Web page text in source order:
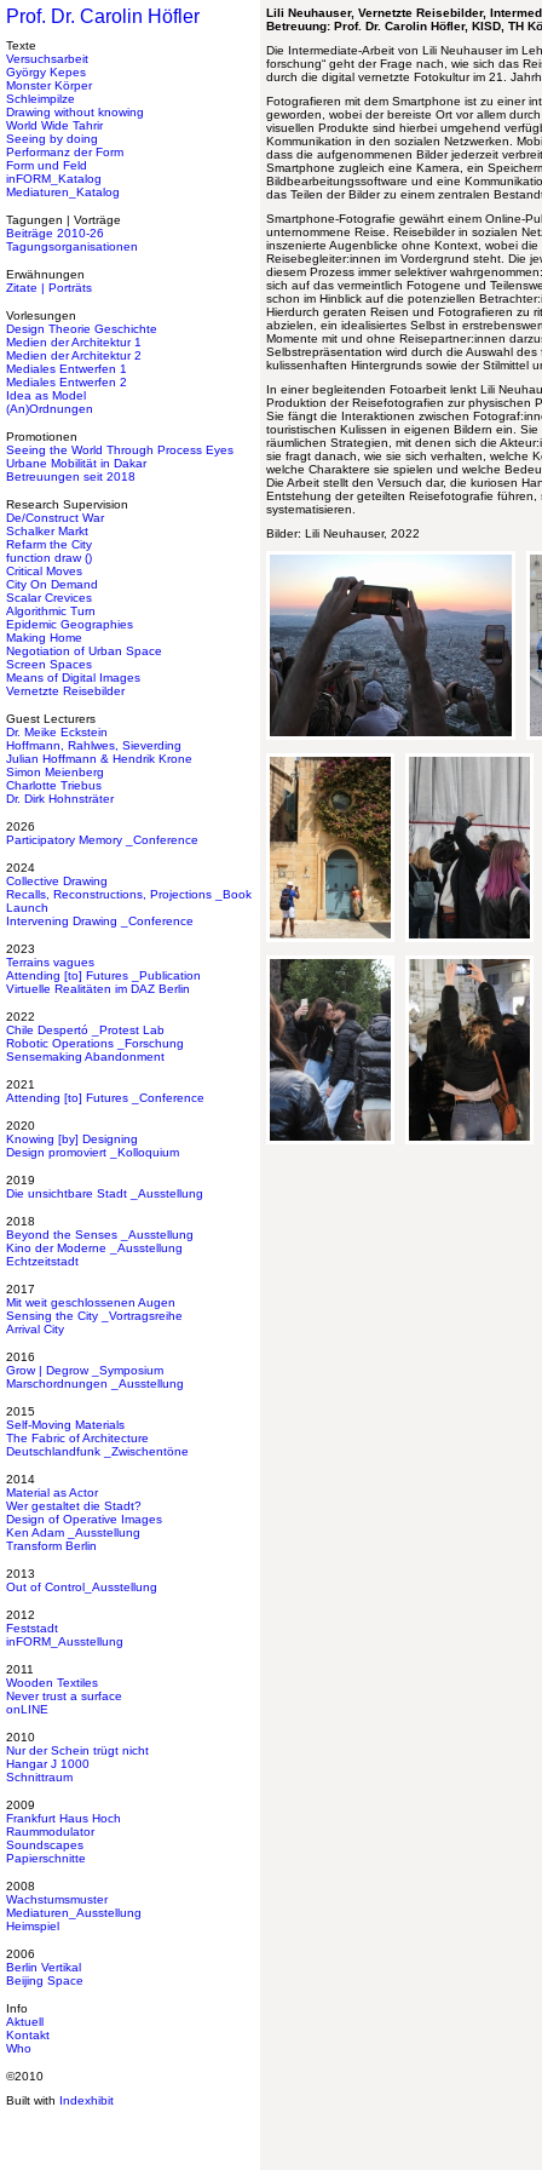
Prof. Dr. Carolin Höfler
Texte
Versuchsarbeit
György Kepes
Monster Körper
Schleimpilze
Drawing without knowing
World Wide Tahrir
Seeing by doing
Performanz der Form
Form und Feld
inFORM_Katalog
Mediaturen_Katalog
Tagungen | Vorträge
Beiträge 2010-26
Tagungsorganisationen
Erwähnungen
Zitate | Porträts
Vorlesungen
Design Theorie Geschichte
Medien der Architektur 1
Medien der Architektur 2
Mediales Entwerfen 1
Mediales Entwerfen 2
Idea as Model
(An)Ordnungen
Promotionen
Seeing the World Through Process Eyes
Urbane Mobilität in Dakar
Betreuungen seit 2018
Research Supervision
De/Construct War
Schalker Markt
Refarm the City
function draw ()
Critical Moves
City On Demand
Scalar Crevices
Algorithmic Turn
Epidemic Geographies
Making Home
Negotiation of Urban Space
Screen Spaces
Means of Digital Images
Vernetzte Reisebilder
Guest Lecturers
Dr. Meike Eckstein
Hoffmann, Rahlwes, Sieverding
Julian Hoffmann & Hendrik Krone
Simon Meienberg
Charlotte Triebus
Dr. Dirk Hohnsträter
2026
Participatory Memory _Conference
2024
Collective Drawing
Recalls, Reconstructions, Projections _Book
Launch
Intervening Drawing _Conference
2023
Terrains vagues
Attending [to] Futures _Publication
Virtuelle Realitäten im DAZ Berlin
2022
Chile Despertó _Protest Lab
Robotic Operations _Forschung
Sensemaking Abandonment
2021
Attending [to] Futures _Conference
2020
Knowing [by] Designing
Design promoviert _Kolloquium
2019
Die unsichtbare Stadt _Ausstellung
2018
Beyond the Senses _Ausstellung
Kino der Moderne _Ausstellung
Echtzeitstadt
2017
Mit weit geschlossenen Augen
Sensing the City _Vortragsreihe
Arrival City
2016
Grow | Degrow _Symposium
Marschordnungen _Ausstellung
2015
Self-Moving Materials
The Fabric of Architecture
Deutschlandfunk _Zwischentöne
2014
Material as Actor
Wer gestaltet die Stadt?
Design of Operative Images
Ken Adam _Ausstellung
Transform Berlin
2013
Out of Control_Ausstellung
2012
Feststadt
inFORM_Ausstellung
2011
Wooden Textiles
Never trust a surface
onLINE
2010
Nur der Schein trügt nicht
Hangar J 1000
Schnittraum
2009
Frankfurt Haus Hoch
Raummodulator
Soundscapes
Papierschnitte
2008
Wachstumsmuster
Mediaturen_Ausstellung
Heimspiel
2006
Berlin Vertikal
Beijing Space
Info
Aktuell
Kontakt
Who
©2010
Built with Indexhibit
Lili Neuhauser, Vernetzte Reisebilder,
Betreuung: Prof. Dr. Carolin Höfler, KISD, TH
Die Intermediate-Arbeit von Lili Neuhauser im
forschung“ geht der Frage nach, wie sich das
durch die digital vernetzte Fotokultur im 21.
Fotografieren mit dem Smartphone ist zu einer
geworden, wobei der bereiste Ort vor allem
visuellen Produkte sind hierbei umgehend
Kommunikation in den sozialen Netzwerken.
dass die aufgenommenen Bilder jederzeit
Smartphone zugleich eine Kamera, ein
Bildbearbeitungssoftware und eine
das Teilen der Bilder zu einem zentralen
Smartphone-Fotografie gewährt einem Online-
unternommene Reise. Reisebilder in sozialen
inszenierte Augenblicke ohne Kontext, wobei
Reisebegleiter:innen im Vordergrund steht. Die
diesem Prozess immer selektiver
sich auf das vermeintlich Fotogene und
schon im Hinblick auf die potenziellen
Hierdurch geraten Reisen und Fotografieren zu
abzielen, ein idealisiertes Selbst in
Momente mit und ohne Reisepartner:innen
Selbstrepräsentation wird durch die Auswahl
kulissenhaften Hintergrunds sowie der Stilmittel
In einer begleitenden Fotoarbeit lenkt Lili
Produktion der Reisefotografien zur physischen
Sie fängt die Interaktionen zwischen
touristischen Kulissen in eigenen Bildern ein.
räumlichen Strategien, mit denen sich die
sie fragt danach, wie sie sich verhalten, welche
welche Charaktere sie spielen und welche
Die Arbeit stellt den Versuch dar, die kuriosen
Entstehung der geteilten Reisefotografie führen,
systematisieren.
Bilder: Lili Neuhauser, 2022